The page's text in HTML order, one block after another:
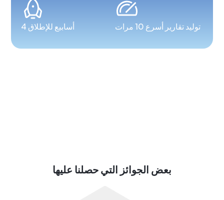
4 أسابيع للإطلاق توليد تقارير أسرع 10 مرات
بعض الجوائز التي حصلنا عليها